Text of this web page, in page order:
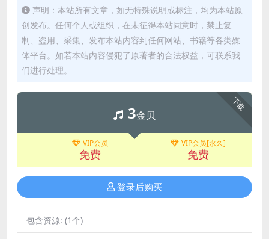
声明：本站所有文章，如无特殊说明或标注，均为本站原
创发布。任何个人或组织，在未征得本站同意时，禁止复
制、盗用、采集、发布本站内容到任何网站、书籍等各类媒
体平台。如若本站内容侵犯了原著者的合法权益，可联系我
们进行处理。
下载
3金贝
VIP会员
免费
VIP会员[永久]
免费
登录后购买
包含资源: (1个)